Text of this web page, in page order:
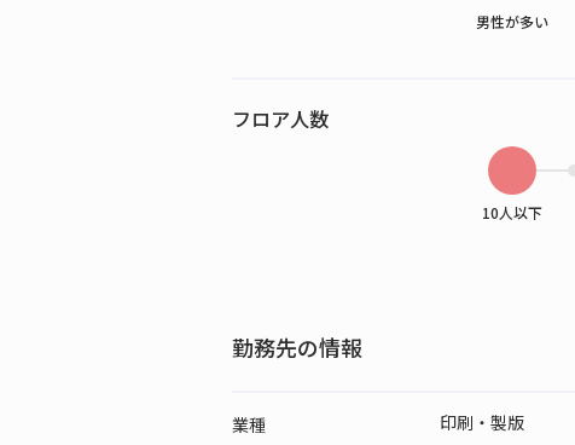
男性が多い
フロア人数
10人以下
勤務先の情報
業種 印刷・製版